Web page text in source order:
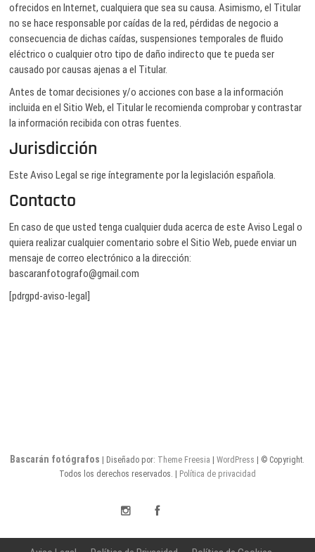
ofrecidos en Internet, cualquiera que sea su causa. Asimismo, el Titular
no se hace responsable por caídas de la red, pérdidas de negocio a
consecuencia de dichas caídas, suspensiones temporales de fluido
eléctrico o cualquier otro tipo de daño indirecto que te pueda ser
causado por causas ajenas a el Titular.
Antes de tomar decisiones y/o acciones con base a la información
incluida en el Sitio Web, el Titular le recomienda comprobar y contrastar
la información recibida con otras fuentes.
Jurisdicción
Este Aviso Legal se rige íntegramente por la legislación española.
Contacto
En caso de que usted tenga cualquier duda acerca de este Aviso Legal o
quiera realizar cualquier comentario sobre el Sitio Web, puede enviar un
mensaje de correo electrónico a la dirección:
bascaranfotografo@gmail.com
[pdrgpd-aviso-legal]
Bascarán fotógrafos | Diseñado por: Theme Freesia |WordPress | © Copyright.
Todos los derechos reservados. | Política de privacidad
InstagramFacebook